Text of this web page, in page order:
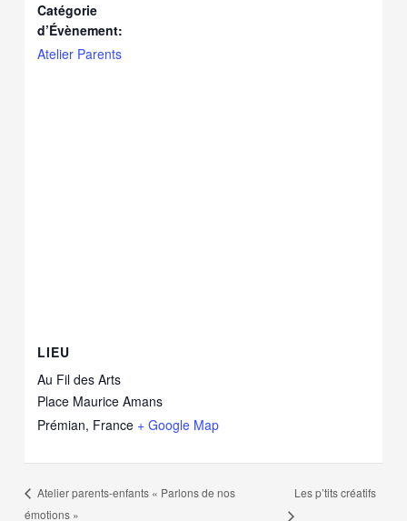
Catégorie
d’Évènement:
Atelier Parents
LIEU
Au Fil des Arts
Place Maurice Amans
Prémian, France + Google Map
Atelier parents-enfants « Parlons de nos
émotions »
Les p’tits créatifs